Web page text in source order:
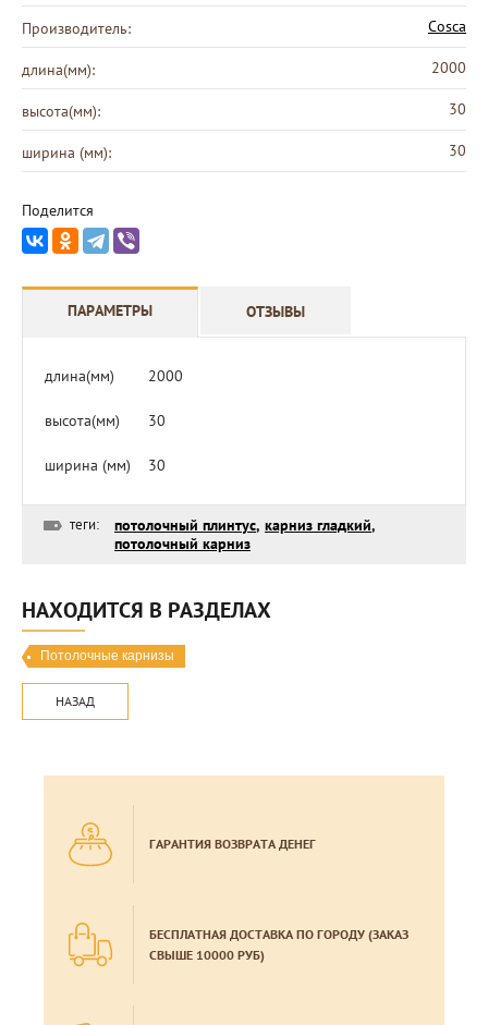
Производитель: Cosca
длина(мм): 2000
высота(мм): 30
ширина (мм): 30
Поделится
ПАРАМЕТРЫ ОТЗЫВЫ
длина(мм) 2000
высота(мм) 30
ширина (мм) 30
теги: потолочный плинтус, карниз гладкий,
потолочный карниз
НАХОДИТСЯ В РАЗДЕЛАХ
Потолочные карнизы
НАЗАД
ГАРАНТИЯ ВОЗВРАТА ДЕНЕГ
БЕСПЛАТНАЯ ДОСТАВКА ПО ГОРОДУ (ЗАКАЗ
СВЫШЕ 10000 РУБ)